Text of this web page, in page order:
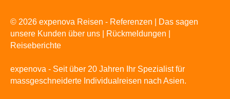
© 2026 expenova Reisen - Referenzen | Das sagen
unsere Kunden über uns | Rückmeldungen |
Reiseberichte
expenova - Seit über 20 Jahren Ihr Spezialist für
massgeschneiderte Individualreisen nach Asien.